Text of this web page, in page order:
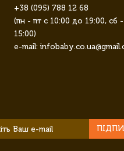
+38 (095) 788 12 68
(пн - пт с 10:00 до 19:00, сб
15:00)
e-mail: